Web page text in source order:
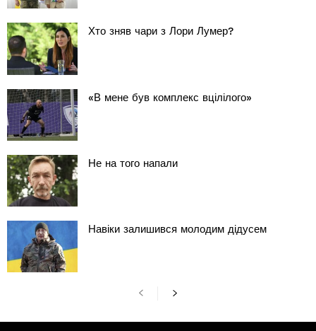
Хто зняв чари з Лори Лумер?
«В мене був комплекс вцілілого»
Не на того напали
Навіки залишився молодим дідусем